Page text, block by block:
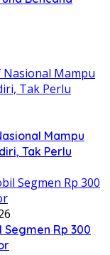
Mampu
Tak Perlu
Segmen Rp 300